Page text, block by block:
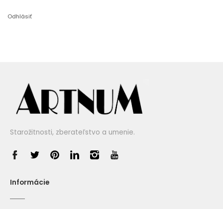
Odhlásiť
Starožitnosti, zberateľstvo a umenie.
Informácie